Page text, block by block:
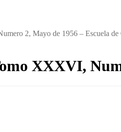
2, Mayo de 1956 – Escuela de
XXXVI,